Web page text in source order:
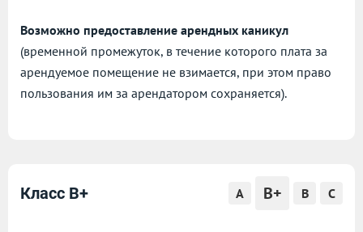
Возможно предоставление арендных каникул
(временной промежуток, в течение которого плата за
арендуемое помещение не взимается, при этом право
пользования им за арендатором сохраняется).
Класс B+ A B+ B C